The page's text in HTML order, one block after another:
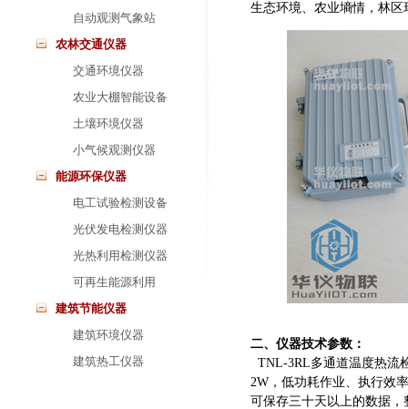
自动观测气象站
农林交通仪器
交通环境仪器
农业大棚智能设备
土壤环境仪器
小气候观测仪器
能源环保仪器
电工试验检测设备
光伏发电检测仪器
光热利用检测仪器
可再生能源利用
建筑节能仪器
建筑环境仪器
建筑热工仪器
生态环境、农业墒情，林
二、仪器技术参数：
TNL-3RL多通道温度热流
2W，低功耗作业、执行效
可保存三十天以上的数据